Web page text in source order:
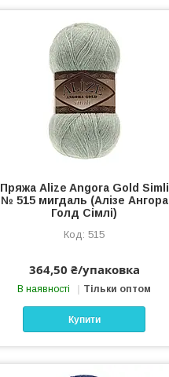
Пряжа Alize Angora Gold Simli
№ 515 мигдаль (Алізе Ангора
Голд Сімлі)
515
364,50 ₴/упаковка
В наявності Тільки оптом
Купити